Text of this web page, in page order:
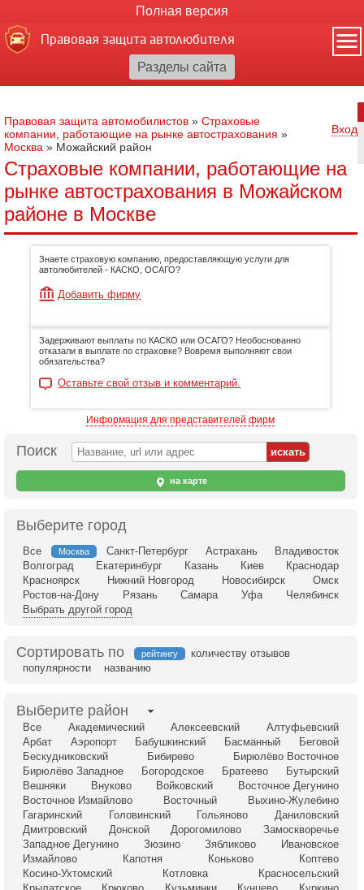
Полная версия
Правовая защита автолюбителя
Правовая защита автомобилистов » Страховые
компании, работающие на рынке автострахования »
Москва » Можайский район
Вход
Страховые компании, работающие на
рынке автострахования в Можайском
районе в Москве
Знаете страховую компанию, предоставляющую услуги для
автолюбителей - КАСКО, ОСАГО?
Добавить фирму
Задерживают выплаты по КАСКО или ОСАГО? Необоснованно
отказали в выплате по страховке? Вовремя выполняют свои
обязательства?
Оставьте свой отзыв и комментарий.
Информация для представителей фирм
Поиск
на карте
Выберите город
Все Москва Санкт-Петербург Астрахань
Владивосток
Волгоград
Екатеринбург Казань Киев
Краснодар
Красноярск
Нижний Новгород Новосибирск
Омск
Ростов-на-Дону
Рязань Самара Уфа
Челябинск
Выбрать другой город
Сортировать по рейтингу
количеству отзывов
популярности
названию
Выберите район
Все Академический Алексеевский
Алтуфьевский
Арбат
Аэропорт Бабушкинский Басманный
Беговой
Бескудниковский
Бибирево
Бирюлёво Восточное
Бирюлёво Западное
Богородское Братеево
Бутырский
Вешняки
Внуково Войковский
Восточное Дегунино
Восточное Измайлово
Восточный
Выхино-Жулебино
Гагаринский
Головинский Гольяново
Даниловский
Дмитровский
Донской Дорогомилово
Замоскворечье
Западное Дегунино
Зюзино Зябликово
Ивановское
Измайлово
Капотня Коньково
Коптево
Косино-Ухтомский
Котловка
Красносельский